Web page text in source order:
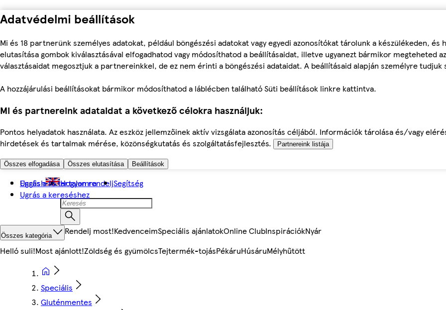
Adatvédelmi beállítások
Mi és 18 partnerünk személyes adatokat, például böngészési adatokat vagy egyedi azonosítókat tárolunk a készülékeden, és
elutasítása gombok kiválasztásával elfogadhatod vagy módosíthatod a beállításaidat, illetve ugyanezt bármikor megteheted az
választásaidat megosztjuk a partnereinkkel, de ez nem érinti a böngészési adataidat. A beállításaid alapján személyre tudjuk
A hozzájárulási beállításokat bármikor módosíthatod a láblécben található Süti beállítások linkre kattintva.
Mi és partnereink adataidat a következő célokra használjuk:
Pontos helyadatok használata. Az eszköz jellemzőinek aktív vizsgálata azonosítás céljából. Információk tárolása és/vagy
hirdetések és tartalmak mérése, közönségkutatás és szolgáltatásfejlesztés.
Partnereink listája
Összes elfogadása Összes elutasítása Beállítások
Ugrás a fő tartalomra
Ugrás a kereséshez
English Hogyan rendeljSegítség
Összes kategória Rendelj most!KedvenceimSpeciális ajánlatokOnline ClubInspirációkNyár
Helló suli!Most ajánlott!Zöldség és gyümölcsTejtermék-tojásPékáruHúsáruMélyhűtött
Speciális
Gluténmentes